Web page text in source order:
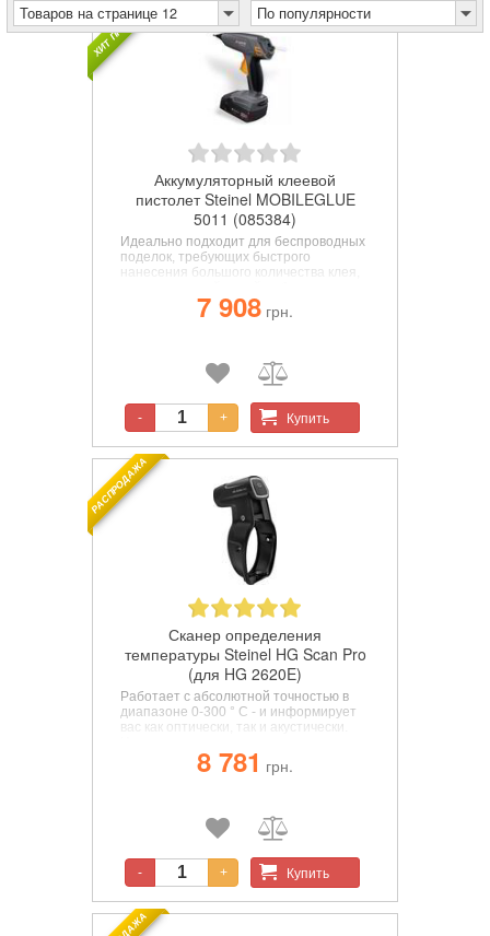
Товаров на странице 12 По популярности
ХИТ ПРОДАЖ
Аккумуляторный клеевой
пистолет Steinel MOBILEGLUE
5011 (085384)
Идеально подходит для беспроводных
поделок, требующих быстрого
нанесения большого количества клея,
работу без усталости. Беспроводное
соединение до 90 минут на одном
г/мин. Два уровня температуры 130
°C/200 °C для еще большего
Совместим с аккумуляторной системой
Metabo CAS 18 В.
7 908 грн.
- + Купить
РАСПРОДАЖА
Сканер определения
температуры Steinel HG Scan Pro
(для HG 2620E)
Работает с абсолютной точностью в
диапазоне 0-300 ° C - и информирует
вас как оптически, так и акустически.
обеспечивает идеальное расстояние
до заготовки. Все релевантные данные
8 781 грн.
- + Купить